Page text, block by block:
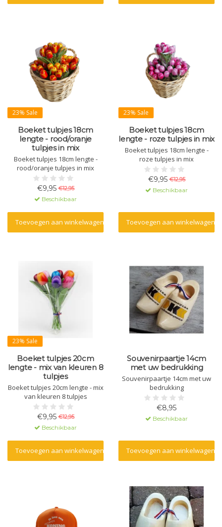
23% Sale
Boeket tulpjes 18cm
lengte - rood/oranje
tulpjes in mix
Boeket tulpjes 18cm lengte -
rood/oranje tulpjes in mix
€9,95 €12,95
Beschikbaar
Toevoegen aan winkelwagen
23% Sale
Boeket tulpjes 18cm
lengte - roze tulpjes in mix
Boeket tulpjes 18cm lengte -
roze tulpjes in mix
€9,95 €12,95
Beschikbaar
Toevoegen aan winkelwagen
23% Sale
Boeket tulpjes 20cm
lengte - mix van kleuren 8
tulpjes
Boeket tulpjes 20cm lengte - mix
van kleuren 8 tulpjes
€9,95 €12,95
Beschikbaar
Toevoegen aan winkelwagen
Souvenirpaartje 14cm
met uw bedrukking
Souvenirpaartje 14cm met uw
bedrukking
€8,95
Beschikbaar
Toevoegen aan winkelwagen